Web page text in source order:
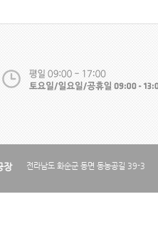
장 전라남도 화순군 동면 동농공길 39-3